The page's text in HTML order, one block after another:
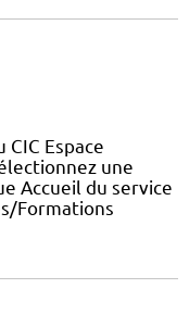
Espace
une
Accueil du service
Formations